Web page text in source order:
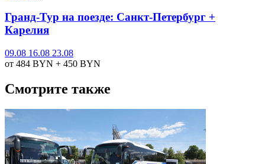
Гранд-Тур на поезде: Санкт-Петербург +
Карелия
09.08 16.08 23.08
от 484 BYN + 450 BYN
Смотрите также